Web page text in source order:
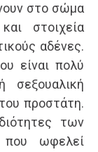
στο σώμα
στοιχεία
αδένες.
είναι πολύ
σεξουαλική
προστάτη.
των
που ωφελεί